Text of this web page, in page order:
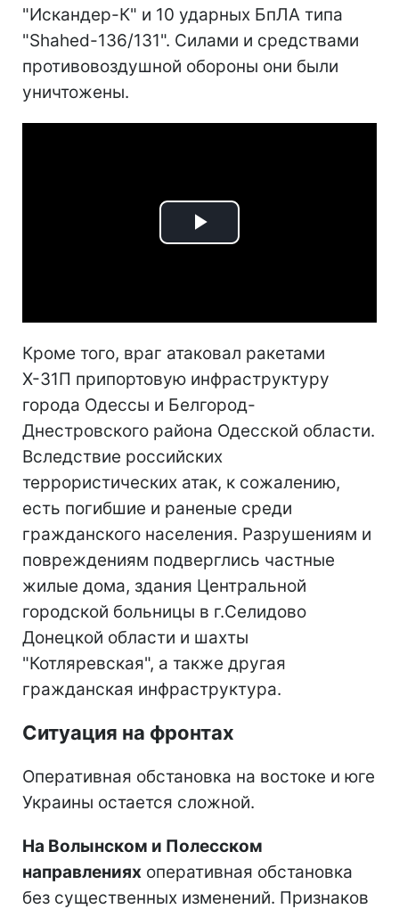
"Искандер-К" и 10 ударных БпЛА типа
"Shahed-136/131". Силами и средствами
противовоздушной обороны они были
уничтожены.
Play
Кроме того, враг атаковал ракетами
Х-31П припортовую инфраструктуру
города Одессы и Белгород-
Днестровского района Одесской области.
Вследствие российских
террористических атак, к сожалению,
есть погибшие и раненые среди
гражданского населения. Разрушениям и
повреждениям подверглись частные
жилые дома, здания Центральной
городской больницы в г.Селидово
Донецкой области и шахты
"Котляревская", а также другая
гражданская инфраструктура.
Ситуация на фронтах
Оперативная обстановка на востоке и юге
Украины остается сложной.
На Волынском и Полесском
направлениях оперативная обстановка
без существенных изменений. Признаков